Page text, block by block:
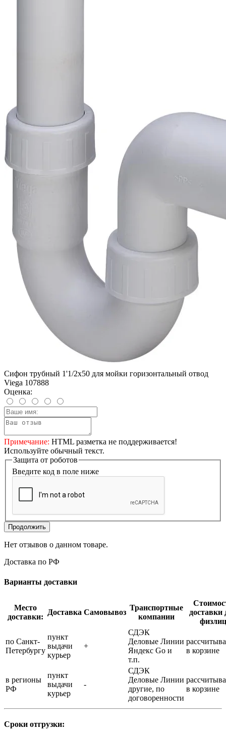
Сифон трубный 1'1/2х50 для мойки горизонтальный отвод
Viega 107888
Оценка:
Примечание: HTML разметка не поддерживается!
Используйте обычный текст.
Защита от роботов
Введите код в поле ниже
Продолжить
Нет отзывов о данном товаре.
Доставка по РФ
Варианты доставки
Место
доставки:
Доставка Самовывоз
Транспортные
компании
доставки
физлиц
по Санкт-
Петербургу
пункт
выдачи
курьер
+
СДЭК
Деловые Линии
Яндекс Go и
т.п.
в корзине
в регионы
РФ
пункт
выдачи
курьер
-
СДЭК
Деловые Линии
другие, по
договоренности
в корзине
Сроки отгрузки: